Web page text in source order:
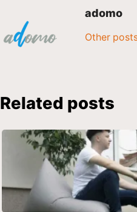
adomo
Other
Related posts